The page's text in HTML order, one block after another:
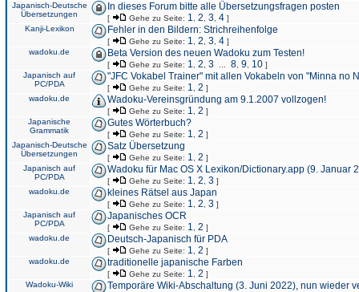
Japanisch-Deutsche
Übersetzungen
In dieses Forum bitte alle Übersetzungsfragen posten
[ Gehe zu Seite: 1 2 3 4 ]
Kanji-Lexikon
Fehler in den Bildern: Strichreihenfolge
[ Gehe zu Seite: 1 2 3 4 ]
wadoku.de
Beta Version des neuen Wadoku zum Testen!
[ Gehe zu Seite: 1 2 3 8 9 10 ]
Japanisch auf
PC/PDA
"JFC Vokabel Trainer" mit allen Vokabeln von "Minna no
[ Gehe zu Seite: 1 2 ]
wadoku.de
Wadoku-Vereinsgründung am 9.1.2007 vollzogen!
[ Gehe zu Seite: 1 2 ]
Japanische
Grammatik
Gutes Wörterbuch?
[ Gehe zu Seite: 1 2 ]
Japanisch-Deutsche
Übersetzungen
Satz Übersetzung
[ Gehe zu Seite: 1 2 ]
Japanisch auf
PC/PDA
Wadoku für Mac OS X Lexikon/Dictionary.app (9. Januar
[ Gehe zu Seite: 1 2 3 ]
wadoku.de
kleines Rätsel aus Japan
[ Gehe zu Seite: 1 2 3 ]
Japanisch auf
PC/PDA
Japanisches OCR
[ Gehe zu Seite: 1 2 ]
wadoku.de
Deutsch-Japanisch für PDA
[ Gehe zu Seite: 1 2 ]
wadoku.de
traditionelle japanische Farben
[ Gehe zu Seite: 1 2 ]
Wadoku-Wiki
Temporäre Wiki-Abschaltung (3. Juni 2022), nun wieder